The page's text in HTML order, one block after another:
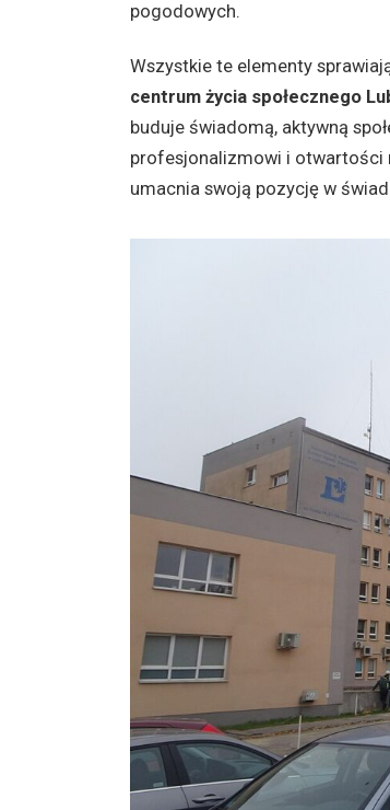
pogodowych.
Wszystkie te elementy
centrum życia społecznego
buduje świadomą, aktywną
profesjonalizmowi i otwartości
umacnia swoją pozycję w